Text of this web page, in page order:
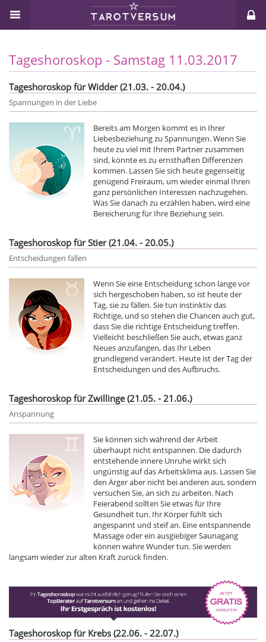
Tageshoroskop - Samstag 11.03.2017
Tageshoroskop für Widder (21.03. - 20.04.)
Spannungen in der Liebe
Bereits am Morgen kommt es in Ihrer
Liebesbeziehung zu Spannungen. Wenn Sie
heute zu viel mit Ihrem Partner zusammen
sind, könnte es zu ernsthaften Differenzen
kommen. Lassen Sie sich heute gegenseitig
genügend Freiraum, um wieder einmal Ihren
ganz persönlichen Interessen nachzugehen.
Was Sie danach zu erzählen haben, wird eine
Bereicherung für Ihre Beziehung sein.
Tageshoroskop für Stier (21.04. - 20.05.)
Entscheidungen fällen
Wenn Sie eine Entscheidung schon lange vor
sich hergeschoben haben, so ist heute der
Tag, sie zu fällen. Sie tun instinktiv das
Richtige, und so stehen die Chancen auch gut,
dass Sie die richtige Entscheidung treffen.
Vielleicht beschließen Sie auch, etwas ganz
Neues anzufangen, das Ihr Leben
grundlegend verändert. Heute ist der Tag der
Entscheidungen und des Aufbruchs.
Tageshoroskop für Zwillinge (21.05. - 21.06.)
Anspannung
Sie können sich während der Arbeit
überhaupt nicht entspannen. Die dadurch
entstehende innere Unruhe wirkt sich
ungünstig auf das Arbeitsklima aus. Lassen Sie
den Ärger aber nicht bei anderen aus, sondern
versuchen Sie, an sich zu arbeiten. Nach
Feierabend sollten Sie etwas für Ihre
Gesundheit tun. Ihr Körper fühlt sich
angespannt und steif an. Eine entspannende
Massage oder ein ausgiebiger Saunagang
können wahre Wunder tun. Sie werden
langsam wieder zur alten Kraft zurück finden.
Tageshoroskop für Krebs (22.06. - 22.07.)